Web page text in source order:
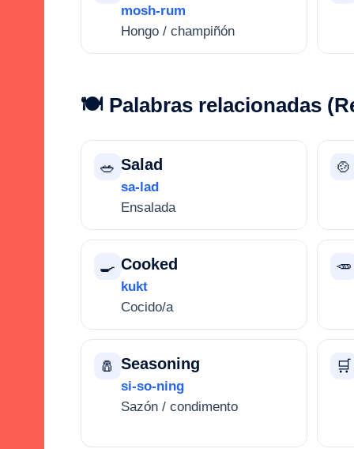
mosh-rum
Hongo / champiñón
🍽️ Palabras relacionadas
🥗 Salad
sa-lad
Ensalada
🍲
🍳 Cooked
kukt
Cocido/a
🥕
🧂 Seasoning
si-so-ning
Sazón / condimento
🛒